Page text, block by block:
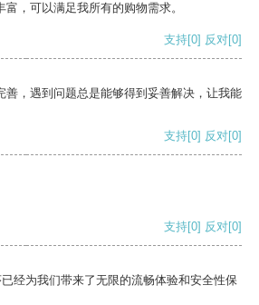
，可以满足我所有的购物需求。
支持[0] 反对[0]
善，遇到问题总是能够得到妥善解决，让我能
支持[0] 反对[0]
支持[0] 反对[0]
经为我们带来了无限的流畅体验和安全性保